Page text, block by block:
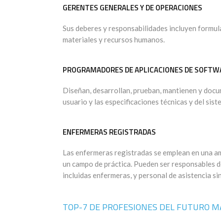
GERENTES GENERALES Y DE OPERACIONES
Sus deberes y responsabilidades incluyen
materiales y recursos humanos.
PROGRAMADORES DE APLICACIONES DE
Diseñan, desarrollan, prueban, mantienen y
usuario y las especificaciones técnicas y del
ENFERMERAS REGISTRADAS
Las enfermeras registradas se emplean en una
un campo de práctica. Pueden ser responsables
incluidas enfermeras, y personal de asistencia
TOP-7 DE PROFESIONES DEL FUTURO